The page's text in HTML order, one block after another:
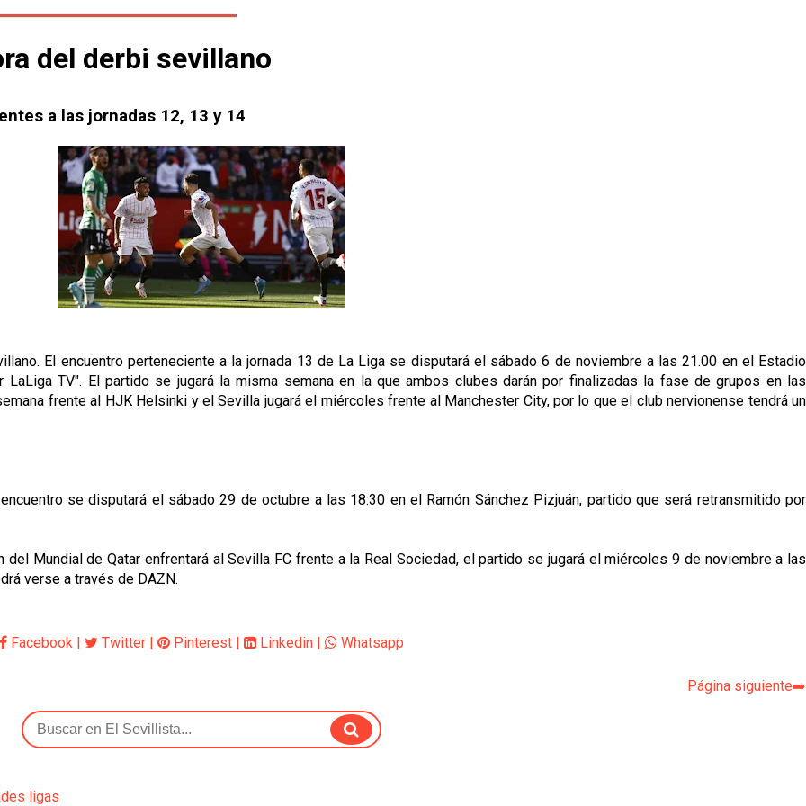
del derbi sevillano
a las jornadas 12, 13 y 14
El encuentro perteneciente a la jornada 13 de La Liga se disputará el sábado 6 de noviembre a las 21.00 en el Estadio
TV". El partido se jugará la misma semana en la que ambos clubes darán por finalizadas la fase de grupos en las
frente al HJK Helsinki y el Sevilla jugará el miércoles frente al Manchester City, por lo que el club nervionense tendrá un
se disputará el sábado 29 de octubre a las 18:30 en el Ramón Sánchez Pizjuán, partido que será retransmitido por
Mundial de Qatar enfrentará al Sevilla FC frente a la Real Sociedad, el partido se jugará el miércoles 9 de noviembre a las
verse a través de DAZN.
Facebook | Twitter | Pinterest | Linkedin | Whatsapp
Página siguiente➡️
ligas